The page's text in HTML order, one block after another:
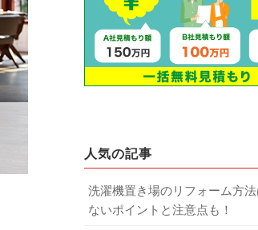
人気の記事
洗濯機置き場のリフォーム方
ないポイントと注意点も！